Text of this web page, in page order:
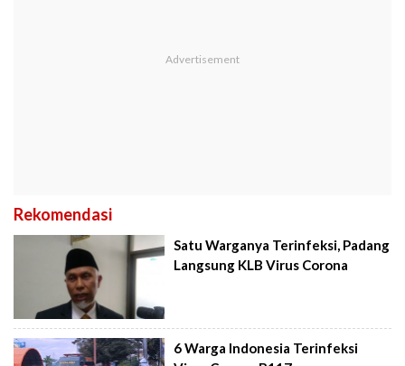
Rekomendasi
Satu Warganya Terinfeksi, Padang
Langsung KLB Virus Corona
6 Warga Indonesia Terinfeksi